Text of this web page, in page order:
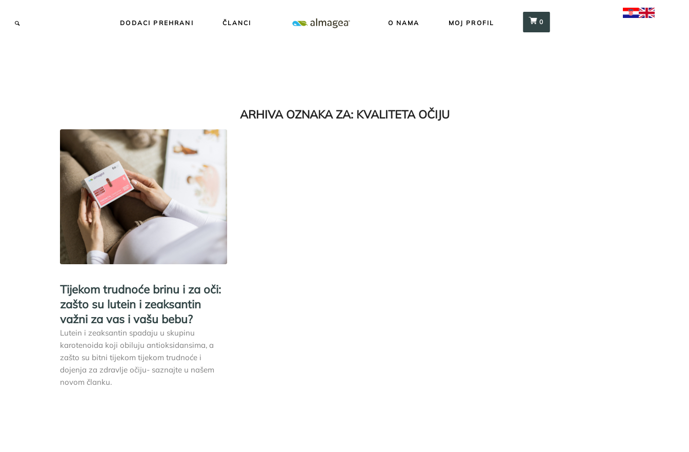
DODACI PREHRANI ČLANCI O NAMA MOJ PROFIL 0
ARHIVA OZNAKA ZA: KVALITETA OČIJU
Tijekom trudnoće brinu i za oči:
zašto su lutein i zeaksantin
važni za vas i vašu bebu?
Lutein i zeaksantin spadaju u skupinu
karotenoida koji obiluju antioksidansima, a
zašto su bitni tijekom tijekom trudnoće i
dojenja za zdravlje očiju- saznajte u našem
novom članku.